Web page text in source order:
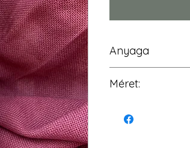
Anyaga
minősítésű)
Méret:
Szélessége: kb